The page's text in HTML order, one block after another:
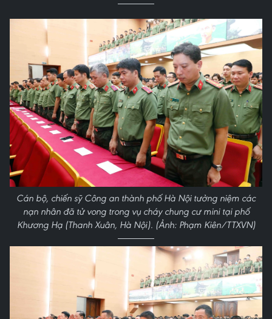
Cán bộ, chiến sỹ Công an thành phố Hà Nội tưởng niệm các
nạn nhân đã tử vong trong vụ cháy chung cư mini tại phố
Khương Hạ (Thanh Xuân, Hà Nội). (Ảnh: Phạm Kiên/TTXVN)